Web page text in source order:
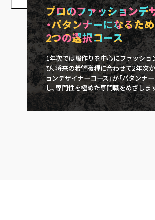
プロのファッションデ
・パタンナーになるた
2つの選択コース
1年次では服作りを中⼼にファッショ
び、将来の希望職種に合わせて2年次
ョンデザイナーコース」か「パタンナ
し、専⾨性を極めた専⾨職をめざしま